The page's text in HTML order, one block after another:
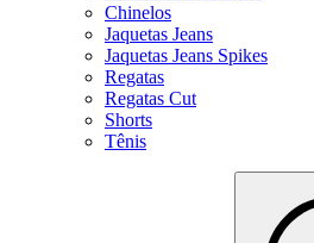
Chinelos
Jaquetas Jeans
Jaquetas Jeans Spikes
Regatas
Regatas Cut
Shorts
Tênis